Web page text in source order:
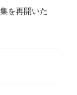
を再開いた